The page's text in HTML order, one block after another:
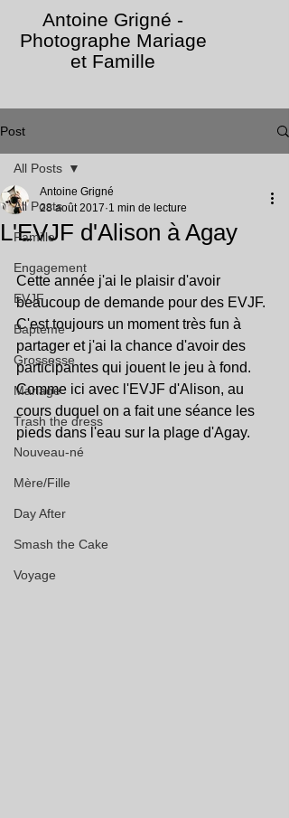
Antoine Grigné -
Photographe Mariage
et Famille
Post
All Posts
Famille
Engagement
EVJF
Bapteme
Grossesse
Mariage
Trash the dress
Nouveau-né
Mère/Fille
Day After
Smash the Cake
Voyage
All Posts
L'EVJF d'Alison à Agay
Antoine Grigné
28 août 2017 1 min de lecture
Cette année j'ai le plaisir d'avoir
beaucoup de demande pour des EVJF.
C'est toujours un moment très fun à
partager et j'ai la chance d'avoir des
participantes qui jouent le jeu à fond.
Comme ici avec l'EVJF d'Alison, au
cours duquel on a fait une séance les
pieds dans l'eau sur la plage d'Agay.